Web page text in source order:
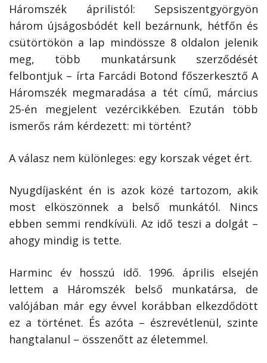
Háromszék áprilistól: Sepsiszentgyörgyön
három újságosbódét kell bezárnunk, hétfőn és
csütörtökön a lap mindössze 8 oldalon jelenik
meg, több munkatársunk szerződését
felbontjuk – írta Farcádi Botond főszerkesztő A
Háromszék megmaradása a tét című, március
25-én megjelent vezércikkében. Ezután több
ismerős rám kérdezett: mi történt?
A válasz nem különleges: egy korszak véget ért.
Nyugdíjasként én is azok közé tartozom, akik
most elköszönnek a belső munkától. Nincs
ebben semmi rendkívüli. Az idő teszi a dolgát –
ahogy mindig is tette.
Harminc év hosszú idő. 1996. április elsején
lettem a Háromszék belső munkatársa, de
valójában már egy évvel korábban elkezdődött
ez a történet. És azóta – észrevétlenül, szinte
hangtalanul – összenőtt az életemmel.